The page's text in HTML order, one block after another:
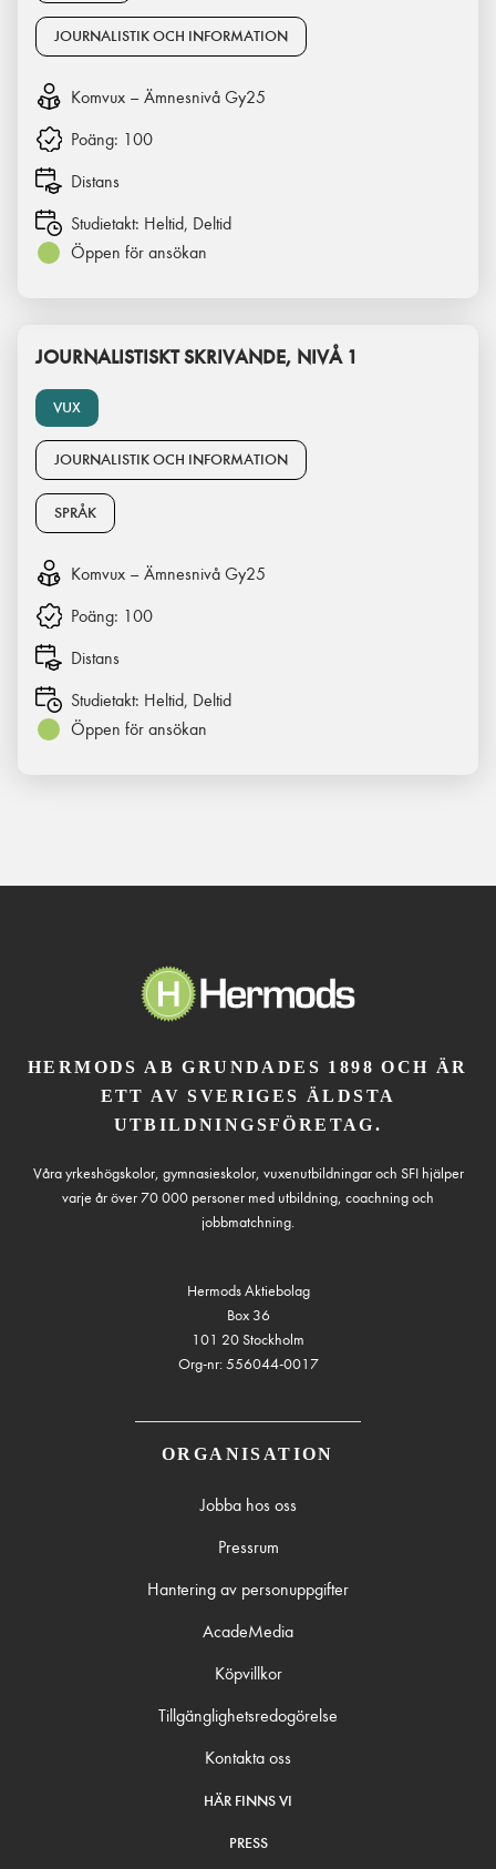
JOURNALISTIK OCH INFORMATION
Komvux – Ämnesnivå Gy25
Poäng: 100
Distans
Studietakt: Heltid, Deltid
Öppen för ansökan
VUX
JOURNALISTISKT SKRIVANDE, NIVÅ 1
JOURNALISTIK OCH INFORMATION
SPRÅK
Komvux – Ämnesnivå Gy25
Poäng: 100
Distans
Studietakt: Heltid, Deltid
Öppen för ansökan
HERMODS AB GRUNDADES 1898 OCH ÄR
ETT AV SVERIGES ÄLDSTA
UTBILDNINGSFÖRETAG.
Våra yrkeshögskolor, gymnasieskolor, vuxenutbildningar och SFI hjälper
varje år över 70 000 personer med utbildning, coachning och
jobbmatchning.
Hermods Aktiebolag
Box 36
101 20 Stockholm
Org-nr: 556044-0017
ORGANISATION
Jobba hos oss
Pressrum
Hantering av personuppgifter
AcadeMedia
Köpvillkor
Tillgänglighetsredogörelse
Kontakta oss
HÄR FINNS VI
PRESS